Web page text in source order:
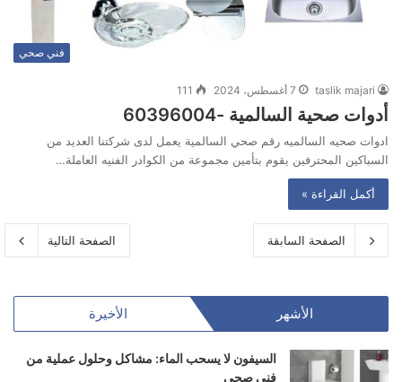
فني صحي
taslik majari 7 أغسطس، 2024 111
أدوات صحية السالمية -60396004
ادوات صحيه السالميه رقم صحي السالمية يعمل لدى شركتنا العديد من
السباكين المحترفين يقوم بتأمين مجموعة من الكوادر الفنيه العاملة…
أكمل القراءة »
الصفحة السابقة الصفحة التالية
الأشهر الأخيرة
السيفون لا يسحب الماء: مشاكل وحلول عملية من
فني صحي